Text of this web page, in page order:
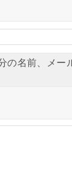
名前、メー